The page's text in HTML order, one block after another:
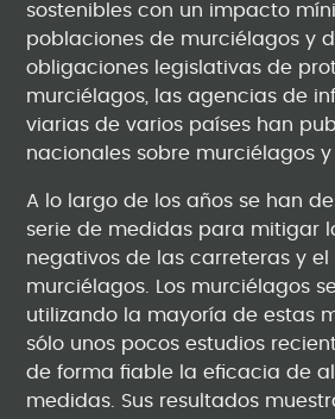
sostenibles con un impacto
poblaciones de murciélagos y
obligaciones legislativas de
murciélagos, las agencias de
viarias de varios países han
nacionales sobre murciélagos y
A lo largo de los años se han
serie de medidas para mitigar
negativos de las carreteras y
murciélagos. Los murciélagos
utilizando la mayoría de estas
sólo unos pocos estudios
de forma fiable la eficacia de
medidas. Sus resultados